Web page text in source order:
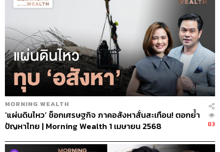
MORNING WEALTH
‘แผ่นดินไหว’ ช็อกเศรษฐกิจ ภาคอสังหาสั่นสะเทือน! ตอกย้ำ
ปัญหาไทย | Morning Wealth 1 เมษายน 2568
83